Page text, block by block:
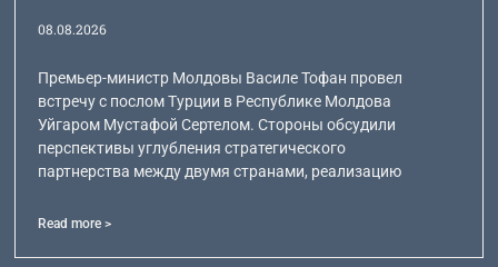
08.08.2026
Премьер-министр Молдовы Василе Тофан провел
встречу с послом Турции в Республике Молдова
Уйгаром Мустафой Сертелом. Стороны обсудили
перспективы углубления стратегического
партнерства между двумя странами, реализацию
Read more >